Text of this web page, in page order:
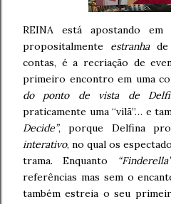
REINA está apostando em
propositalmente estranhade
contas, é a recriação de
primeiro encontro em uma
do ponto de vista de
praticamente uma “vilã”… e
Decide”, porque Delfina
interativo, no qual os
trama. Enquanto
“Finderella”
referências mas sem o
também estreia o seu